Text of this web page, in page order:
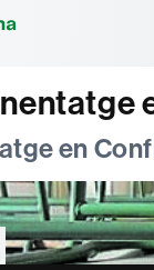
en